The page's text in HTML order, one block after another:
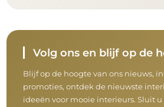
Volg ons en blijf op de
Blijf op de hoogte van ons nieuws,
promoties, ontdek de nieuwste
ideeën voor mooie interieurs. Sluit